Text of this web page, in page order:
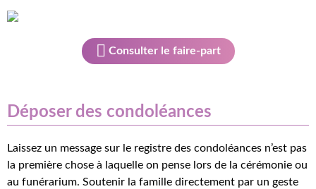
Consulter le faire-part
Déposer des condoléances
Laissez un message sur le registre des condoléances n’est pas
la première chose à laquelle on pense lors de la cérémonie ou
au funérarium. Soutenir la famille directement par un geste